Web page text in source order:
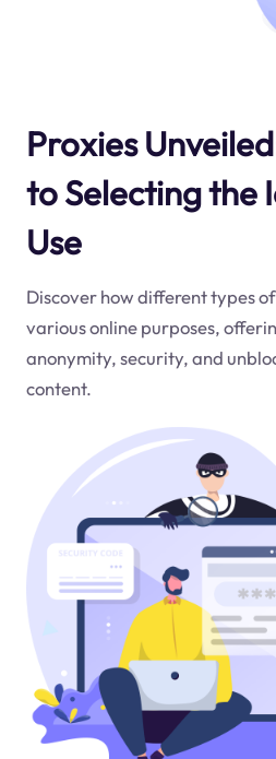
Proxies
to Selecting the
Use
Discover how different types
various online purposes,
anonymity, security, and
content.